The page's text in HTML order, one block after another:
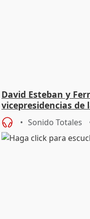
David Esteban y
vicepresidencias de
Sonido Totales